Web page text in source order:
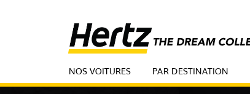
NOS VOITURES PAR DESTINATION